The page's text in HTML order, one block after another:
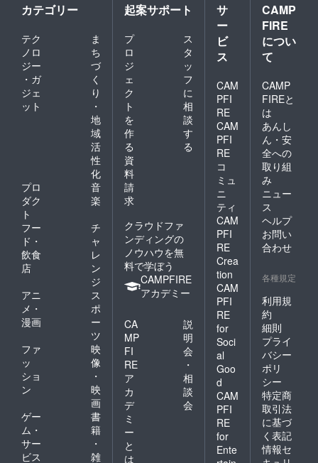
カテゴリー
テク
ノロ
ジー
・ガ
ジェ
ット
ま
ち
づ
く
り
・
地
域
活
性
化
プロ
ダク
ト
音
楽
フー
ド・
飲食
店
チ
ャ
レ
ン
ジ
アニ
メ・
漫画
ス
ポ
ー
ツ
ファ
ッ
ショ
ン
映
像
・
映
画
ゲー
ム・
サー
ビス
書
籍
・
雑
起案サポート
プ
ロ
ジ
ェ
ク
ト
を
作
る
ス
タ
ッ
フ
に
相
談
す
る
資
料
請
求
クラウドファ
ンディングの
ノウハウを無
料で学ぼう
CAMPFIRE
アカデミー
CA
MP
FI
RE
ア
カ
デ
ミ
ー
と
は
説
明
会
・
相
談
会
サ
ー
ビ
ス
CAM
PFI
RE
CAM
PFI
RE
コ
ミュ
ニ
ティ
CAM
PFI
RE
Crea
tion
CAM
PFI
RE
for
Soci
al
Goo
d
CAM
PFI
RE
for
Ente
CAMP
FIRE
につい
て
CAMP
FIREと
は
あんし
ん・安
全への
取り組
み
ニュー
ス
ヘルプ
お問い
合わせ
各種規定
利用規
約
細則
プライ
バシー
ポリ
シー
特定商
取引法
に基づ
く表記
情報セ